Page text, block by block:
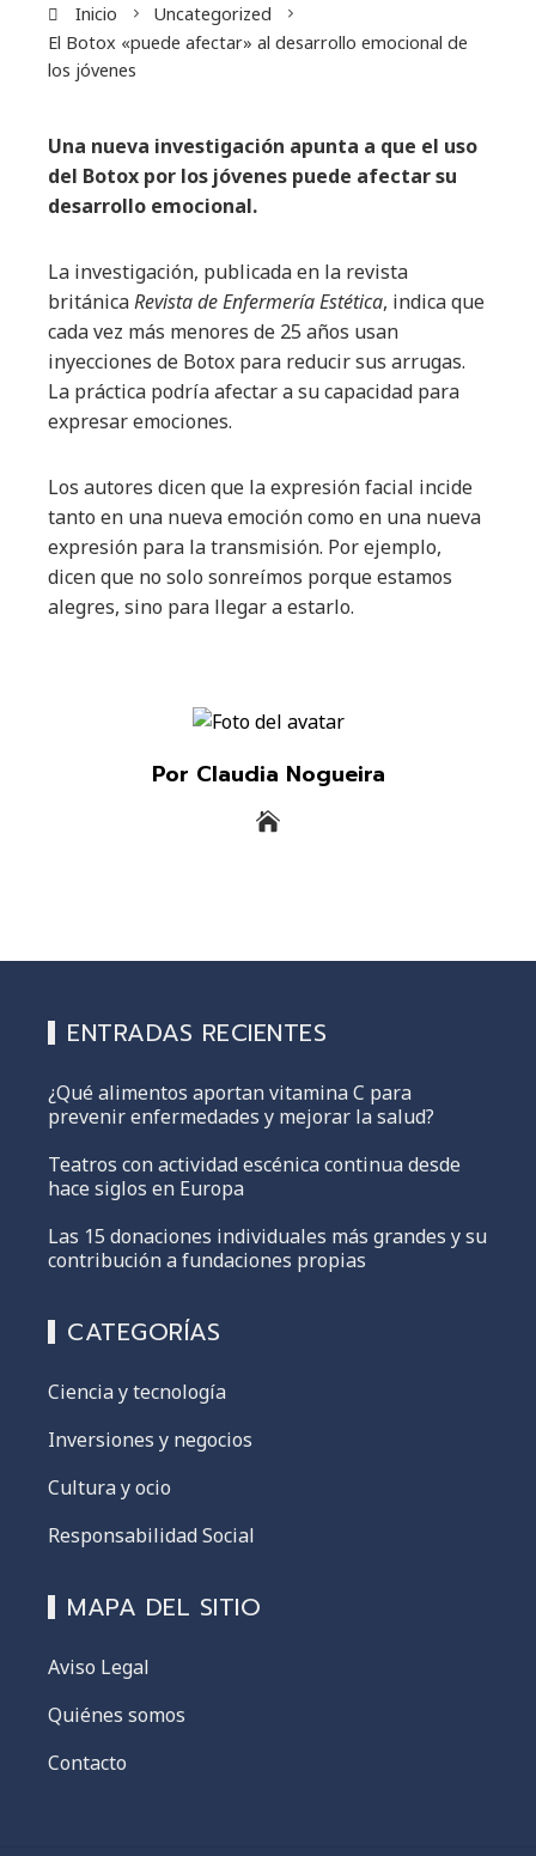
Inicio
Uncategorized
El Botox «puede afectar» al desarrollo emocional de
los jóvenes
Una nueva investigación apunta a que el uso
del Botox por los jóvenes puede afectar su
desarrollo emocional.
La investigación, publicada en la revista
británicaRevista de Enfermería Estética, indica que
cada vez más menores de 25 años usan
inyecciones de Botox para reducir sus arrugas.
La práctica podría afectar a su capacidad para
expresar emociones.
Los autores dicen que la expresión facial incide
tanto en una nueva emoción como en una nueva
expresión para la transmisión. Por ejemplo,
dicen que no solo sonreímos porque estamos
alegres, sino para llegar a estarlo.
Por Claudia Nogueira
ENTRADAS RECIENTES
¿Qué alimentos aportan vitamina C para
prevenir enfermedades y mejorar la salud?
Teatros con actividad escénica continua desde
hace siglos en Europa
Las 15 donaciones individuales más grandes y su
contribución a fundaciones propias
CATEGORÍAS
Ciencia y tecnología
Inversiones y negocios
Cultura y ocio
Responsabilidad Social
MAPA DEL SITIO
Aviso Legal
Quiénes somos
Contacto